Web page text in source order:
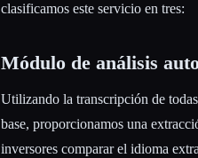
clasificamos este servicio en tres:
Módulo de análisis
Utilizando la transcripción de
base, proporcionamos una
inversores comparar el idioma